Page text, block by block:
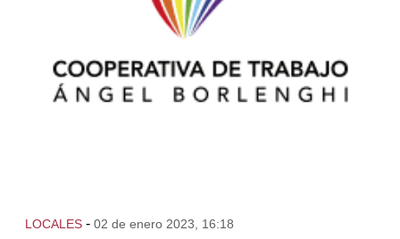
LOCALES - 02 de enero 2023, 16:18